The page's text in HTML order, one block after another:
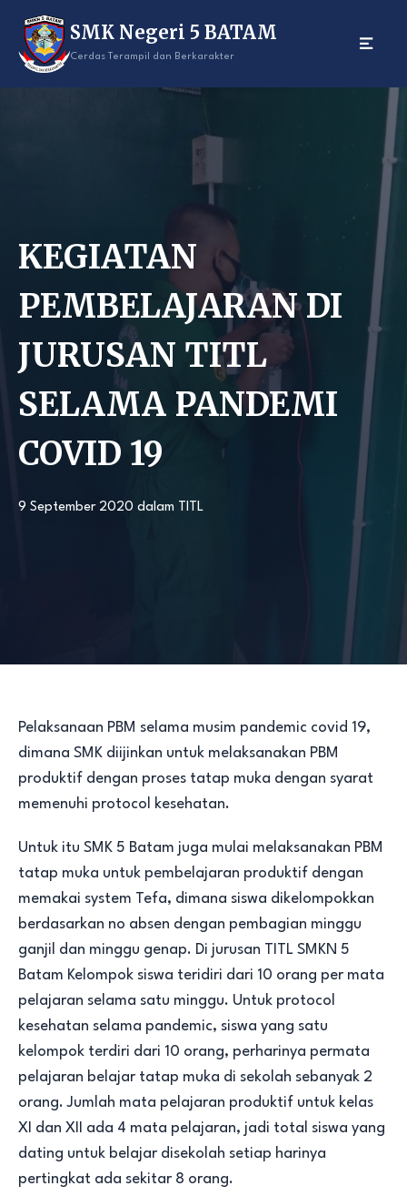
content
SMK Negeri 5 BATAM
Cerdas Terampil dan Berkarakter
KEGIATAN
PEMBELAJARAN DI
JURUSAN TITL
SELAMA PANDEMI
COVID 19
9 September 2020 dalam TITL
Pelaksanaan PBM selama musim pandemic covid 19,
dimana SMK diijinkan untuk melaksanakan PBM
produktif dengan proses tatap muka dengan syarat
memenuhi protocol kesehatan.
Untuk itu SMK 5 Batam juga mulai melaksanakan PBM
tatap muka untuk pembelajaran produktif dengan
memakai system Tefa, dimana siswa dikelompokkan
berdasarkan no absen dengan pembagian minggu
ganjil dan minggu genap. Di jurusan TITL SMKN 5
Batam Kelompok siswa teridiri dari 10 orang per mata
pelajaran selama satu minggu. Untuk protocol
kesehatan selama pandemic, siswa yang satu
kelompok terdiri dari 10 orang, perharinya permata
pelajaran belajar tatap muka di sekolah sebanyak 2
orang. Jumlah mata pelajaran produktif untuk kelas
XI dan XII ada 4 mata pelajaran, jadi total siswa yang
dating untuk belajar disekolah setiap harinya
pertingkat ada sekitar 8 orang.